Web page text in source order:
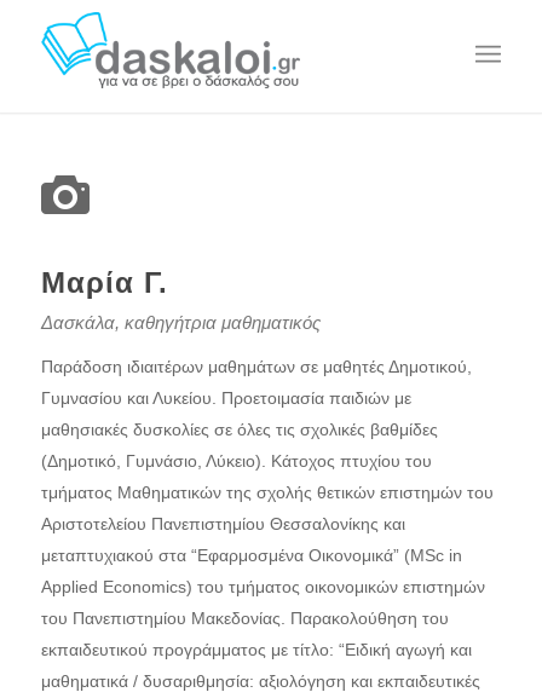
Μαρία Γ.
Δασκάλα, καθηγήτρια μαθηματικός
Παράδοση ιδιαιτέρων μαθημάτων σε μαθητές Δημοτικού,
Γυμνασίου και Λυκείου. Προετοιμασία παιδιών με
μαθησιακές δυσκολίες σε όλες τις σχολικές βαθμίδες
(Δημοτικό, Γυμνάσιο, Λύκειο). Κάτοχος πτυχίου του
τμήματος Μαθηματικών της σχολής θετικών επιστημών του
Αριστοτελείου Πανεπιστημίου Θεσσαλονίκης και
μεταπτυχιακού στα “Εφαρμοσμένα Οικονομικά” (MSc in
Applied Economics) του τμήματος οικονομικών επιστημών
του Πανεπιστημίου Μακεδονίας. Παρακολούθηση του
εκπαιδευτικού προγράμματος με τίτλο: “Ειδική αγωγή και
μαθηματικά / δυσαριθμησία: αξιολόγηση και εκπαιδευτικές